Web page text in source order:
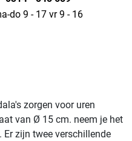
do 9 - 17 vr 9 - 16
zorgen voor uren
van Ø 15 cm. neem je het
zijn twee verschillende